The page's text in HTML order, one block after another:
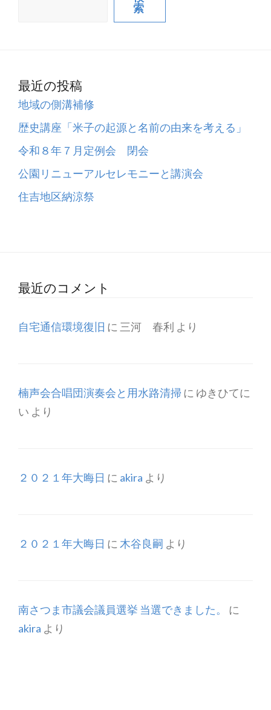
索
最近の投稿
地域の側溝補修
歴史講座「米子の起源と名前の由来を考える」
令和８年７月定例会 閉会
公園リニューアルセレモニーと講演会
住吉地区納涼祭
最近のコメント
自宅通信環境復旧 に 三河 春利 より
楠声会合唱団演奏会と用水路清掃 に ゆきひてに
い より
２０２１年大晦日 に akira より
２０２１年大晦日 に 木谷良嗣 より
南さつま市議会議員選挙 当選できました。
に
akira より